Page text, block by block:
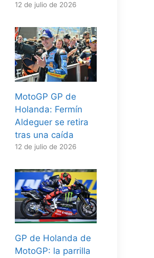
12 de julio de 2026
MotoGP GP de
Holanda: Fermín
Aldeguer se retira
tras una caída
12 de julio de 2026
GP de Holanda de
MotoGP: la parrilla